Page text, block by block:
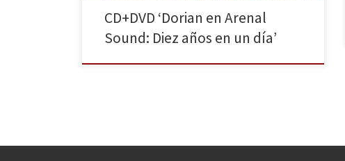
CD+DVD ‘Dorian en Arenal
Sound: Diez años en un día’